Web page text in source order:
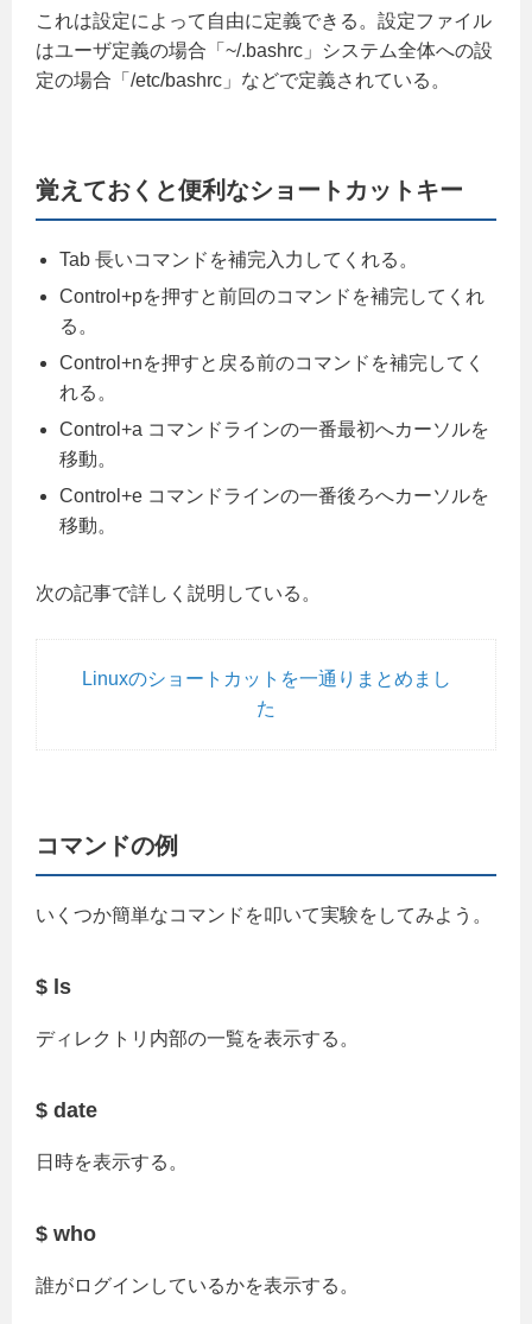
これは設定によって自由に定義できる。設定ファイル
はユーザ定義の場合「~/.bashrc」システム全体への設
定の場合「/etc/bashrc」などで定義されている。
覚えておくと便利なショートカットキー
Tab 長いコマンドを補完入力してくれる。
Control+pを押すと前回のコマンドを補完してくれ
る。
Control+nを押すと戻る前のコマンドを補完してく
れる。
Control+a コマンドラインの一番最初へカーソルを
移動。
Control+e コマンドラインの一番後ろへカーソルを
移動。
次の記事で詳しく説明している。
Linuxのショートカットを一通りまとめまし
た
コマンドの例
いくつか簡単なコマンドを叩いて実験をしてみよう。
$ ls
ディレクトリ内部の一覧を表示する。
$ date
日時を表示する。
$ who
誰がログインしているかを表示する。